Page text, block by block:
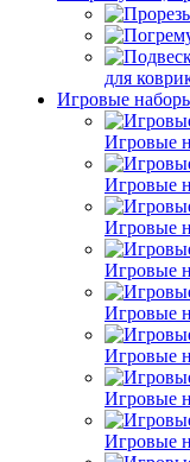
для
Игровые
Игровые
Игровые
Игровые
Игровые
Игровые
Игровые
Игровые
Игровые